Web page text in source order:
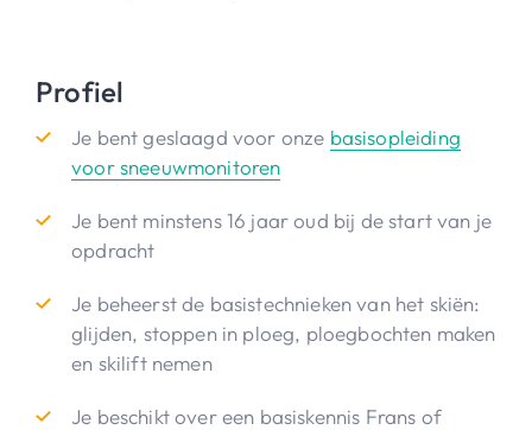
Profiel
Je bent geslaagd voor onze basisopleiding
voor sneeuwmonitoren
Je bent minstens 16 jaar oud bij de start van je
opdracht
Je beheerst de basistechnieken van het skiën:
glijden, stoppen in ploeg, ploegbochten maken
en skilift nemen
Je beschikt over een basiskennis Frans of